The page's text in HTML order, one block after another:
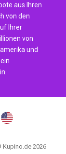
aus Ihren
von den
Ihrer
von
und
Kupino.de 2026